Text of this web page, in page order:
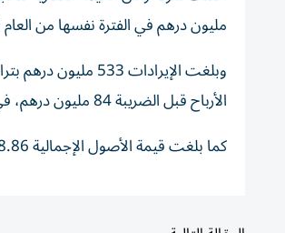
مليون درهم في الفترة نفسها من العام 2025، بتراجع 58%.
الأرباح قبل الضريبة 84 مليون درهم، في النصف الأول 2026.
كما بلغت قيمة الأصول الإجمالية 8.86 مليار درهم في 30 يونيو 2026، بنمو 1.71% مقابل 8.71 مليار درهم في 31 ديسمبر 2025.